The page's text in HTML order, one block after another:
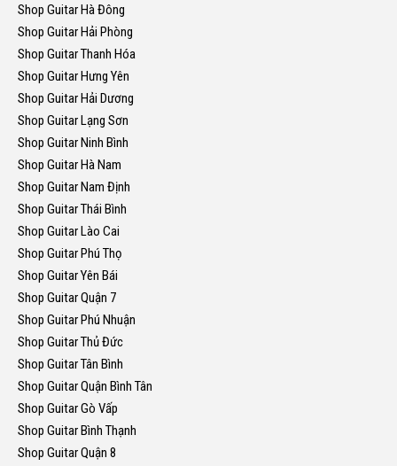
Shop Guitar Hà Đông
Shop Guitar Hải Phòng
Shop Guitar Thanh Hóa
Shop Guitar Hưng Yên
Shop Guitar Hải Dương
Shop Guitar Lạng Sơn
Shop Guitar Ninh Bình
Shop Guitar Hà Nam
Shop Guitar Nam Định
Shop Guitar Thái Bình
Shop Guitar Lào Cai
Shop Guitar Phú Thọ
Shop Guitar Yên Bái
Shop Guitar Quận 7
Shop Guitar Phú Nhuận
Shop Guitar Thủ Đức
Shop Guitar Tân Bình
Shop Guitar Quận Bình Tân
Shop Guitar Gò Vấp
Shop Guitar Bình Thạnh
Shop Guitar Quận 8